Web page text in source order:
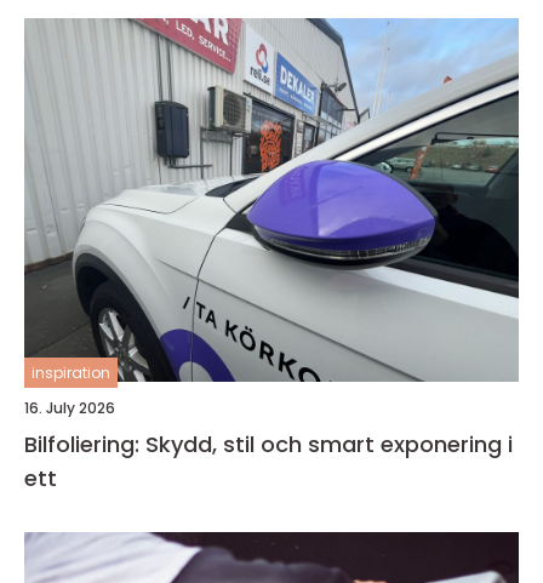
inspiration
16. July 2026
Bilfoliering: Skydd, stil och smart exponering i
ett